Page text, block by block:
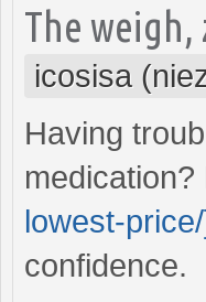
The
icosisa
Having
lowest-
confidence.